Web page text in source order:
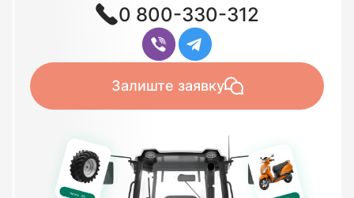
0 800-330-312
Залиште заявку